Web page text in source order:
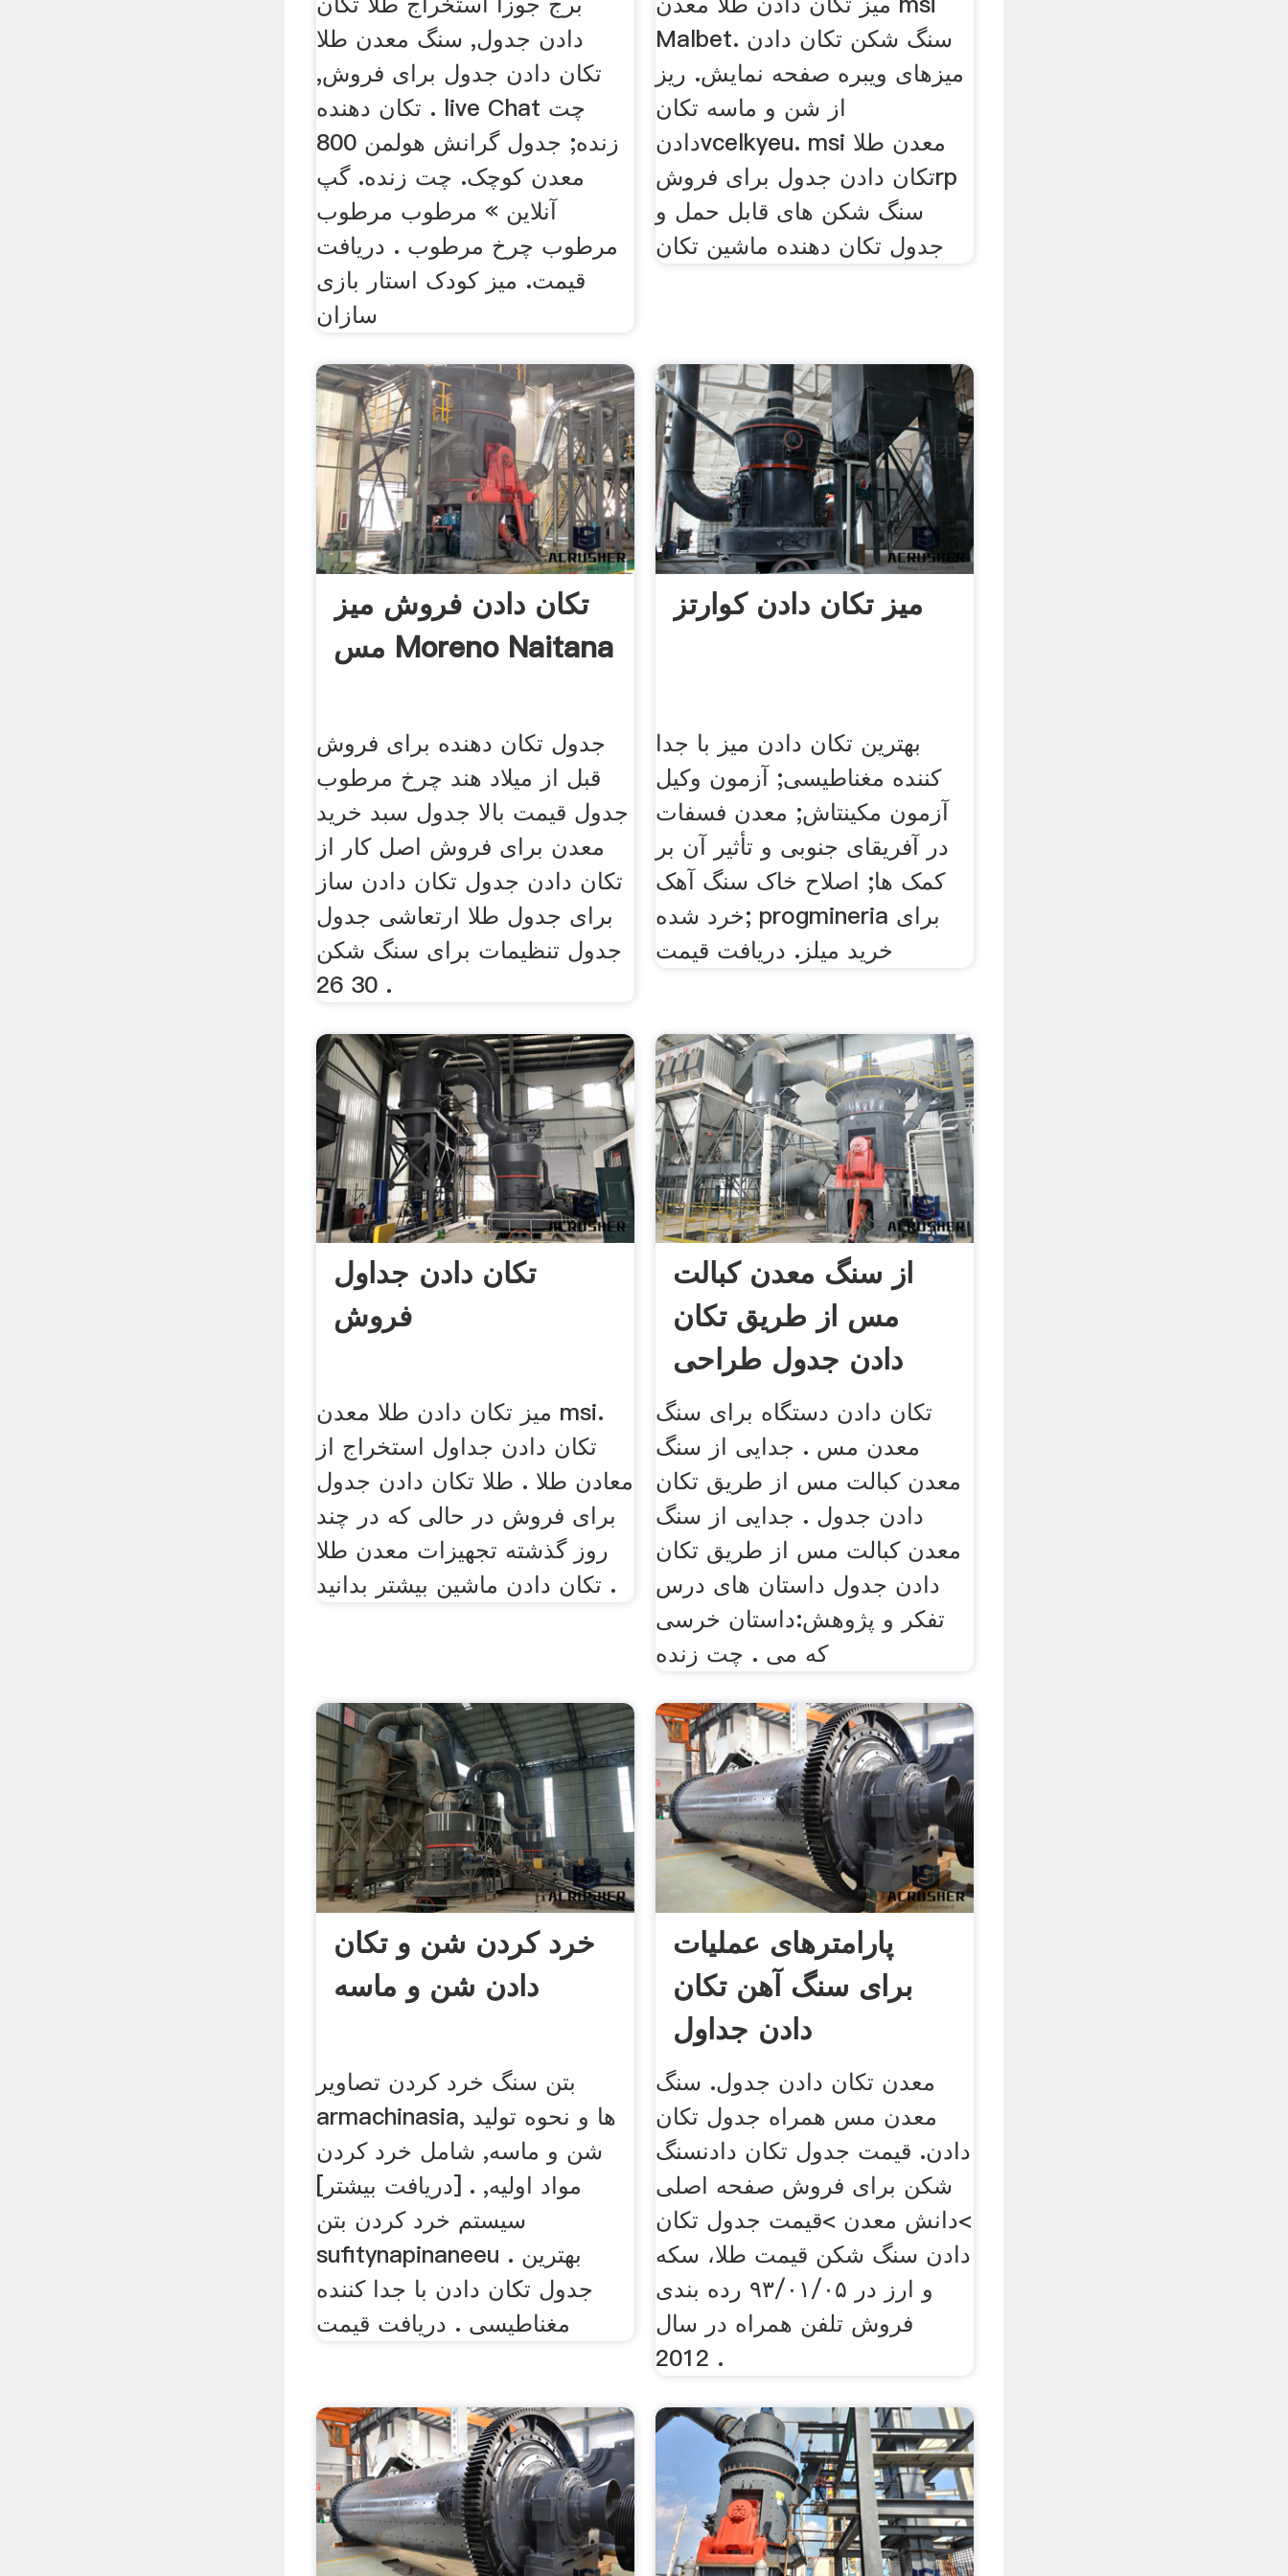
دادن جدول, سنگ معدن طلا
تکان دادن جدول برای فروش,
تکان دهنده . live Chat چت
زنده; جدول گرانش هولمن 800
معدن کوچک. چت زنده. گپ
آنلاین » مرطوب مرطوب
مرطوب چرخ مرطوب . دریافت
قیمت. میز کودک استار بازی
سازان
Malbet. سنگ شکن تکان دادن
میزهای ویبره صفحه نمایش. ریز
از شن و ماسه تکان
دادنvcelkyeu. msi معدن طلا
تکان دادن جدول برای فروشrp
سنگ شکن های قابل حمل و
جدول تکان دهنده ماشین تکان
تکان دادن فروش میز
مس Moreno Naitana
جدول تکان دهنده برای فروش
قبل از میلاد هند چرخ مرطوب
جدول قیمت بالا جدول سبد خرید
معدن برای فروش اصل کار از
تکان دادن جدول تکان دادن ساز
برای جدول طلا ارتعاشی جدول
جدول تنظیمات برای سنگ شکن
30 26 .
میز تکان دادن کوارتز
بهترین تکان دادن میز با جدا
کننده مغناطیسی; آزمون وکیل
آزمون مکینتاش; معدن فسفات
در آفریقای جنوبی و تأثیر آن بر
کمک ها; اصلاح خاک سنگ آهک
خرد شده; progmineria برای
خرید میلز. دریافت قیمت
تکان دادن جداول
فروش
میز تکان دادن طلا معدن msi.
تکان دادن جداول استخراج از
معادن طلا . طلا تکان دادن جدول
برای فروش در حالی که در چند
روز گذشته تجهیزات معدن طلا
تکان دادن ماشین بیشتر بدانید .
از سنگ معدن کبالت
مس از طریق تکان
دادن جدول طراحی
معدن
تکان دادن دستگاه برای سنگ
معدن مس . جدایی از سنگ
معدن کبالت مس از طریق تکان
دادن جدول . جدایی از سنگ
معدن کبالت مس از طریق تکان
دادن جدول داستان های درس
تفکر و پژوهش:داستان خرسی
که می . چت زنده
خرد کردن شن و تکان
دادن شن و ماسه
بتن سنگ خرد کردن تصاویر
armachinasia, ها و نحوه تولید
شن و ماسه, شامل خرد کردن
مواد اولیه, . [دریافت بیشتر]
سیستم خرد کردن بتن
sufitynapinaneeu . بهترین
جدول تکان دادن با جدا کننده
مغناطیسی . دریافت قیمت
پارامترهای عملیات
برای سنگ آهن تکان
دادن جداول
معدن تکان دادن جدول. سنگ
معدن مس همراه جدول تکان
دادن. قیمت جدول تکان دادنسنگ
شکن برای فروش صفحه اصلی
>دانش معدن >قیمت جدول تکان
دادن سنگ شکن قیمت طلا، سکه
و ارز در ۹۳/۰۱/۰۵ رده بندی
فروش تلفن همراه در سال
2012 .